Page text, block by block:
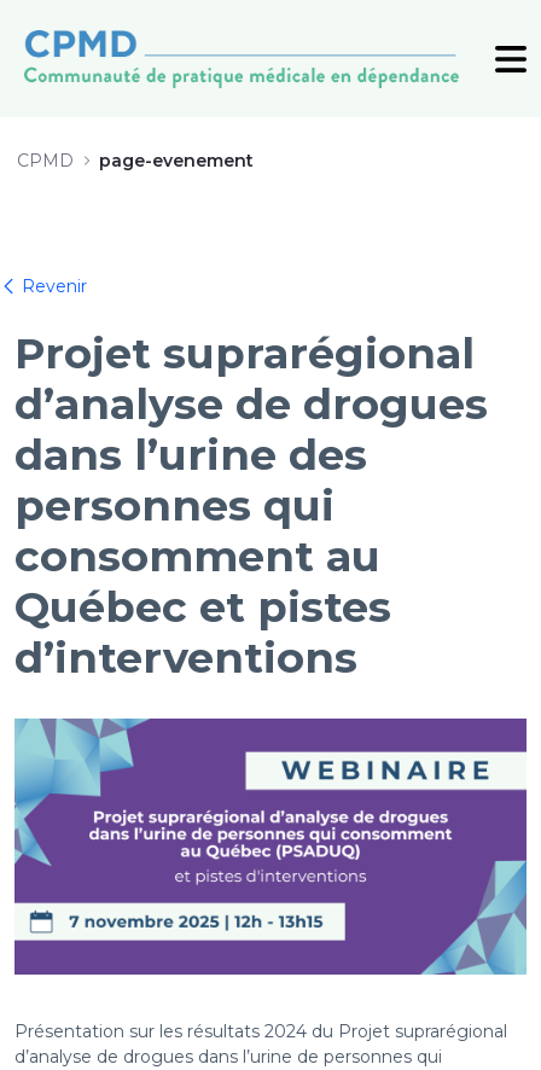
CPMD page-evenement
Revenir
Projet suprarégional
d’analyse de drogues
dans l’urine des
personnes qui
consomment au
Québec et pistes
d’interventions
Présentation sur les résultats 2024 du Projet suprarégional
d’analyse de drogues dans l’urine de personnes qui